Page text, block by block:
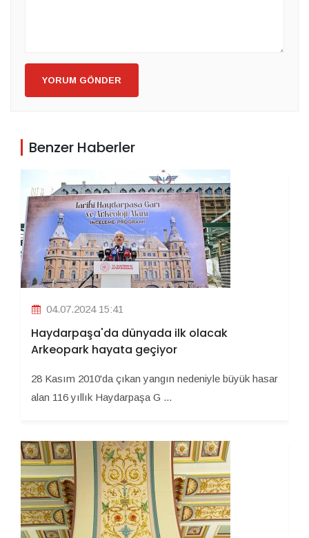
YORUM GÖNDER
Benzer Haberler
04.07.2024 15:41
Haydarpaşa'da dünyada ilk olacak
Arkeopark hayata geçiyor
28 Kasım 2010'da çıkan yangın nedeniyle büyük hasar
alan 116 yıllık Haydarpaşa G ...